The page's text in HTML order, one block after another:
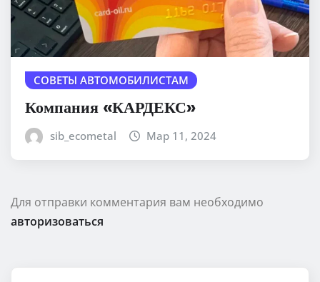
СОВЕТЫ АВТОМОБИЛИСТАМ
Компания «КАРДЕКС»
sib_ecometal Мар 11, 2024
Для отправки комментария вам необходимо
авторизоваться